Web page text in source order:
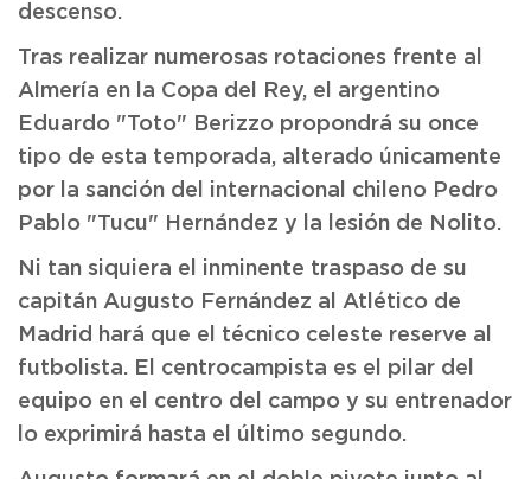
descenso.
Tras realizar numerosas rotaciones frente al
Almería en la Copa del Rey, el argentino
Eduardo "Toto" Berizzo propondrá su once
tipo de esta temporada, alterado únicamente
por la sanción del internacional chileno Pedro
Pablo "Tucu" Hernández y la lesión de Nolito.
Ni tan siquiera el inminente traspaso de su
capitán Augusto Fernández al Atlético de
Madrid hará que el técnico celeste reserve al
futbolista. El centrocampista es el pilar del
equipo en el centro del campo y su entrenador
lo exprimirá hasta el último segundo.